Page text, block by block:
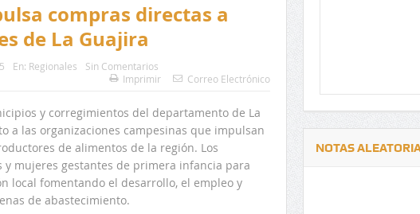
compras directas a
de La Guajira
En: Regionales
Sin Comentarios
Imprimir
Correo Electrónico
y corregimientos del departamento de La
a las organizaciones campesinas que impulsan
de alimentos de la región. Los
mujeres gestantes de primera infancia para
local fomentando el desarrollo, el empleo y
de abastecimiento.
NOTAS